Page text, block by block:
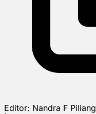
Editor: Nandra F Piliang